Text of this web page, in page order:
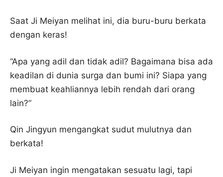
Saat Ji Meiyan melihat ini, dia buru-buru berkata
dengan keras!
“Apa yang adil dan tidak adil? Bagaimana bisa ada
keadilan di dunia surga dan bumi ini? Siapa yang
membuat keahliannya lebih rendah dari orang
lain?”
Qin Jingyun mengangkat sudut mulutnya dan
berkata!
Ji Meiyan ingin mengatakan sesuatu lagi, tapi